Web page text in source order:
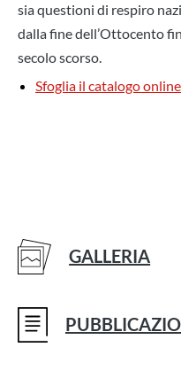
GALLERIA
sia questioni di respiro
dalla fine dell’Ottocento
secolo scorso.
Sfoglia il catalogo online